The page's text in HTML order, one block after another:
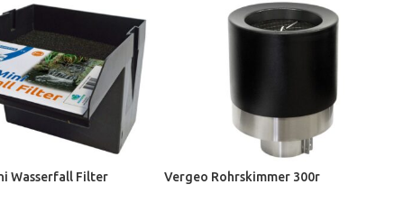
Wasserfall Filter Vergeo Rohrskimmer 300r